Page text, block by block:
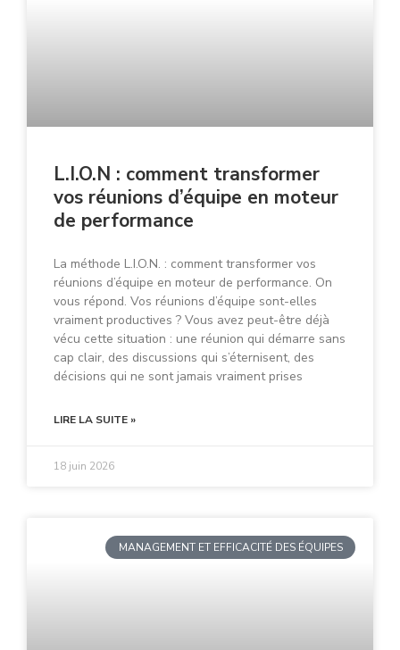
L.I.O.N : comment transformer
vos réunions d’équipe en moteur
de performance
La méthode L.I.O.N. : comment transformer vos
réunions d’équipe en moteur de performance. On
vous répond. Vos réunions d’équipe sont-elles
vraiment productives ? Vous avez peut-être déjà
vécu cette situation : une réunion qui démarre sans
cap clair, des discussions qui s’éternisent, des
décisions qui ne sont jamais vraiment prises
LIRE LA SUITE »
18 juin 2026
MANAGEMENT ET EFFICACITÉ DES ÉQUIPES